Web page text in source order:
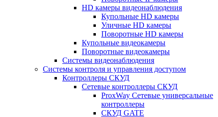
HD камеры видеонаблюдения
Купольные HD камеры
Уличные HD камеры
Поворотные HD камеры
Купольные видеокамеры
Поворотные видеокамеры
Системы видеонаблюдения
Системы контроля и управления доступом
Контроллеры СКУД
Сетевые контроллеры СКУД
ProxWay Сетевые универсальные
контроллеры
СКУД GATE